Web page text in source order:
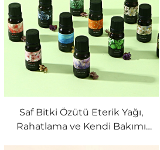
Saf Bitki Özütü Eterik Yağı,
Rahatlama ve Kendi Bakımı